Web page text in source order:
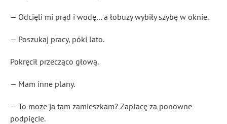
— Odcięli mi prąd i wodę… a łobuzy wybiły szybę w oknie.
— Poszukaj pracy, póki lato.
Pokręcił przecząco głową.
— Mam inne plany.
— To może ja tam zamieszkam? Zapłacę za ponowne
podpięcie.